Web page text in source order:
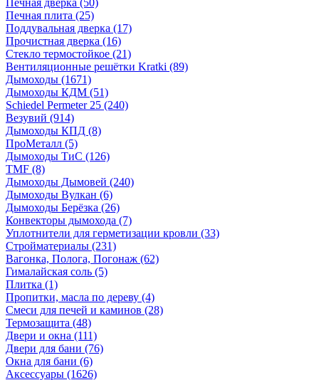
Печная дверка (50)
Печная плита (25)
Поддувальная дверка (17)
Прочистная дверка (16)
Стекло термостойкое (21)
Вентиляционные решётки Kratki (89)
Дымоходы (1671)
Дымоходы КДМ (51)
Schiedel Permeter 25 (240)
Везувий (914)
Дымоходы КПД (8)
ПроМеталл (5)
Дымоходы ТиС (126)
TMF (8)
Дымоходы Дымовей (240)
Дымоходы Вулкан (6)
Дымоходы Берёзка (26)
Конвекторы дымохода (7)
Уплотнители для герметизации кровли (33)
Стройматериалы (231)
Вагонка, Полога, Погонаж (62)
Гималайская соль (5)
Плитка (1)
Пропитки, масла по дереву (4)
Смеси для печей и каминов (28)
Термозащита (48)
Двери и окна (111)
Двери для бани (76)
Окна для бани (6)
Аксессуары (1626)